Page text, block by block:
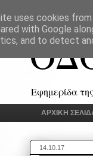
Εφημερίδα
ΑΡΧΙΚΗ
14.10.17
uses cookies
with Google
and to detect